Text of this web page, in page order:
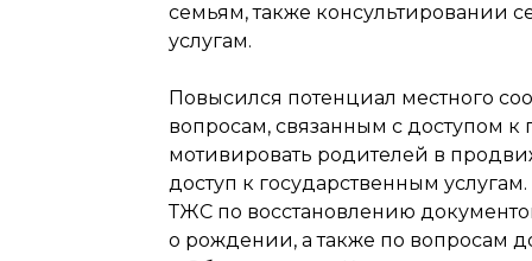
семьям, также консультировании
услугам.
Повысился потенциал местного
вопросам, связанным с доступом
мотивировать родителей в
доступ к государственным
ТЖС по восстановлению
о рождении, а также по вопросам